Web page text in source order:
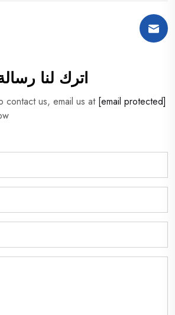
اترك لنا
contact us, email us at [email protected]